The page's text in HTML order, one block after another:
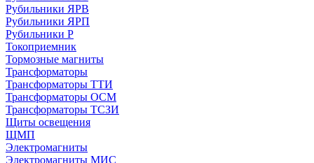
Рубильники ЯРВ
Рубильники ЯРП
Рубильники Р
Токоприемник
Тормозные магниты
Трансформаторы
Трансформаторы ТТИ
Трансформаторы ОСМ
Трансформаторы ТСЗИ
Щиты освещения
ЩМП
Электромагниты
Электромагниты МИС